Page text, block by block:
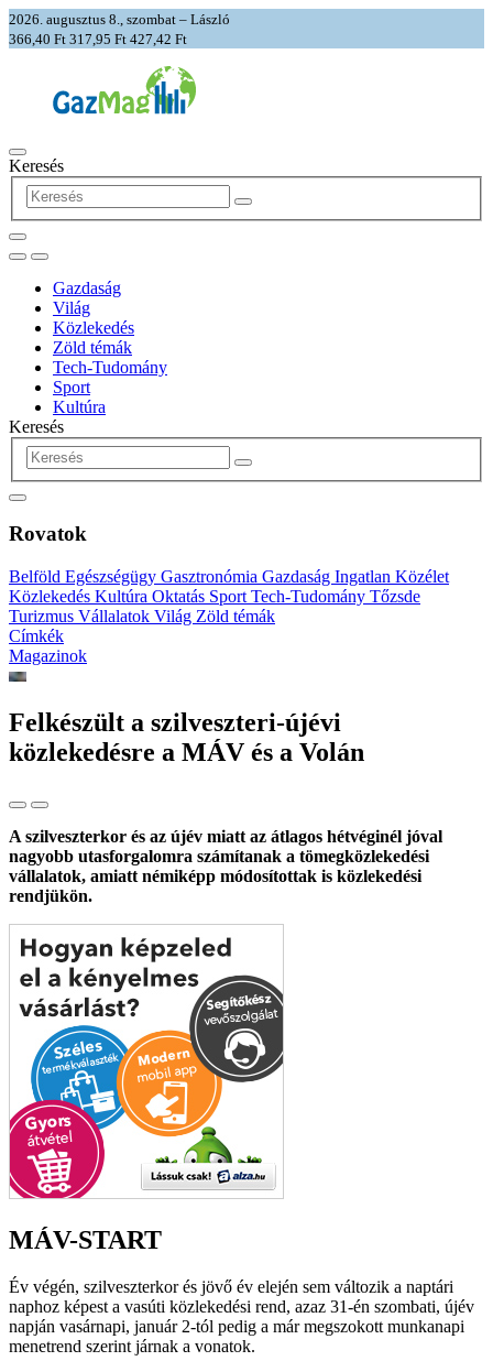
2026. augusztus 8., szombat – László
366,40 Ft 317,95 Ft 427,42 Ft
Keresés
Gazdaság
Világ
Közlekedés
Zöld témák
Tech-Tudomány
Sport
Kultúra
Keresés
Rovatok
Belföld Egészségügy Gasztronómia Gazdaság Ingatlan Közélet
Közlekedés Kultúra Oktatás Sport Tech-Tudomány Tőzsde
Turizmus Vállalatok Világ Zöld témák
Címkék
Magazinok
Felkészült a szilveszteri-újévi
közlekedésre a MÁV és a Volán
A szilveszterkor és az újév miatt az átlagos hétvéginél jóval
nagyobb utasforgalomra számítanak a tömegközlekedési
vállalatok, amiatt némiképp módosítottak is közlekedési
rendjükön.
MÁV-START
Év végén, szilveszterkor és jövő év elején sem változik a naptári
naphoz képest a vasúti közlekedési rend, azaz 31-én szombati, újév
napján vasárnapi, január 2-tól pedig a már megszokott munkanapi
menetrend szerint járnak a vonatok.